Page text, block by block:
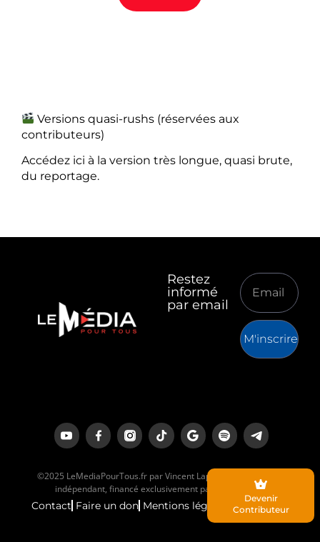
Versions quasi-rushs (réservées aux
contributeurs)
Accédez ici à la version très longue, quasi brute,
du reportage.
Restez
informé
par email
M'inscrire
©2025 LeMediaPourTous.fr par Vincent Lapierre est un média
indépendant, financé exclusivement par ses lecteurs.
Contact Faire un don Mentions légales
Devenir
Contributeur